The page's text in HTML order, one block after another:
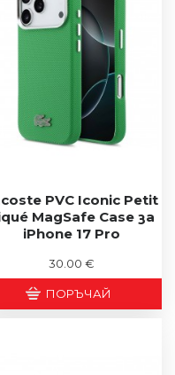
PVC Iconic Petit
MagSafe Case за
iPhone 17 Pro
30.00 €
ПОРЪЧАЙ